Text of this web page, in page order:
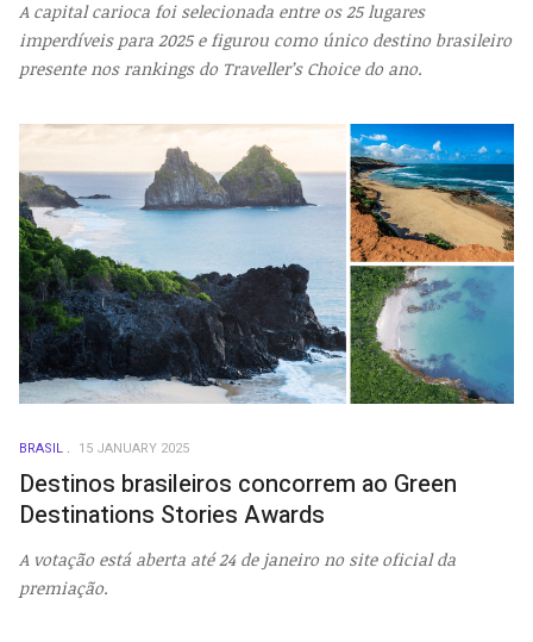
A capital carioca foi selecionada entre os 25 lugares
imperdíveis para 2025 e figurou como único destino brasileiro
presente nos rankings do Traveller’s Choice do ano.
BRASIL 15 JANUARY 2025
Destinos brasileiros concorrem ao Green
Destinations Stories Awards
A votação está aberta até 24 de janeiro no site oficial da
premiação.